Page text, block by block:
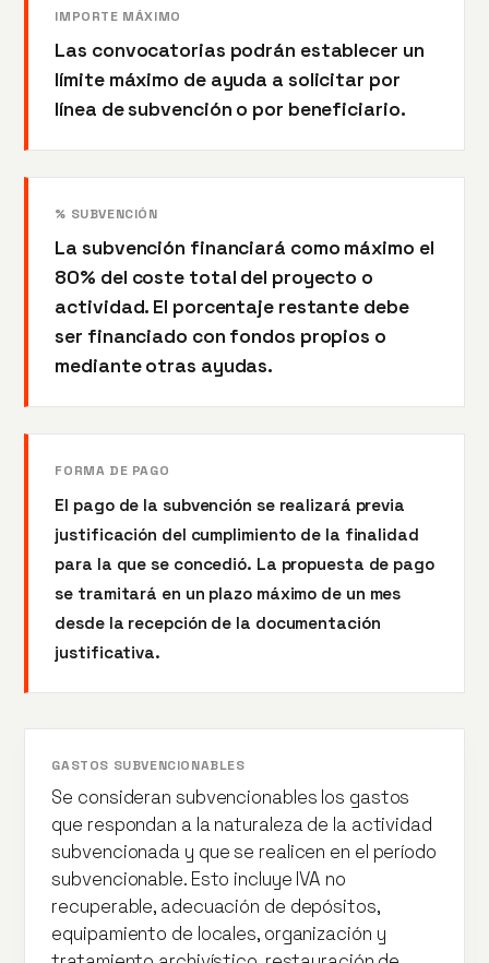
IMPORTE MÁXIMO
Las convocatorias podrán establecer un
límite máximo de ayuda a solicitar por
línea de subvención o por beneficiario.
% SUBVENCIÓN
La subvención financiará como máximo el
80% del coste total del proyecto o
actividad. El porcentaje restante debe
ser financiado con fondos propios o
mediante otras ayudas.
FORMA DE PAGO
El pago de la subvención se realizará previa
justificación del cumplimiento de la finalidad
para la que se concedió. La propuesta de pago
se tramitará en un plazo máximo de un mes
desde la recepción de la documentación
justificativa.
GASTOS SUBVENCIONABLES
Se consideran subvencionables los gastos
que respondan a la naturaleza de la actividad
subvencionada y que se realicen en el período
subvencionable. Esto incluye IVA no
recuperable, adecuación de depósitos,
equipamiento de locales, organización y